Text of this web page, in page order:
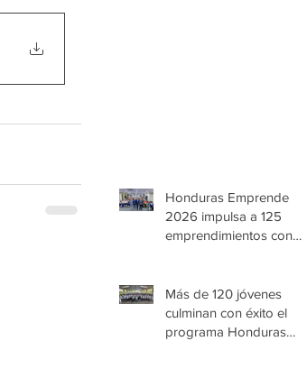
Honduras Emprende
2026 impulsa a 125
emprendimientos con
Más de 120 jóvenes
culminan con éxito el
programa Honduras